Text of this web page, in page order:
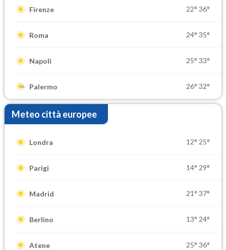
Firenze 22° 36°
Roma 24° 35°
Napoli 25° 33°
Palermo 26° 32°
Meteo città europee
Londra 12° 25°
Parigi 14° 29°
Madrid 21° 37°
Berlino 13° 24°
Atene 25° 36°